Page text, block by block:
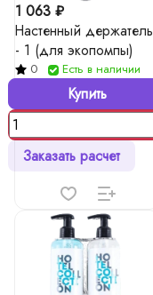
1 063 ₽
Настенный держатель
- 1 (для экопомпы)
0 Есть в наличии
Купить
Заказать расчет